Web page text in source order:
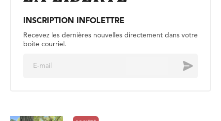
INSCRIPTION INFOLETTRE
Recevez les dernières nouvelles directement dans votre
boite courriel.
Envoyer